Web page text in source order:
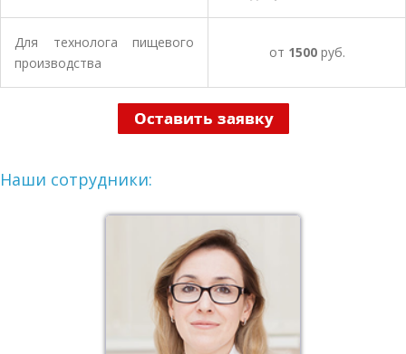
Для технолога пищевого
производства
от 1500руб.
Наши сотрудники: